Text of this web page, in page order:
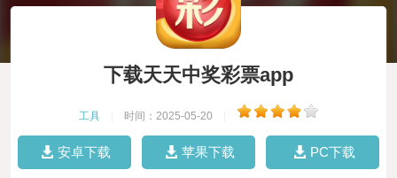
下载天天中奖彩票app
工具 时间：2025-05-20
安卓下载 苹果下载 PC下载